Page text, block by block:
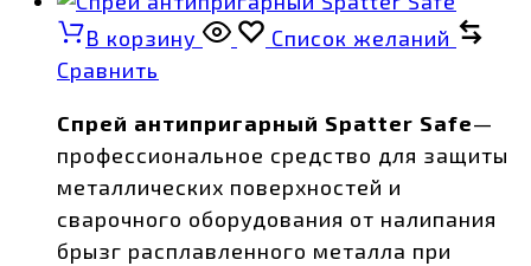
В корзину
Список желаний
Сравнить
Спрей антипригарный Spatter Safe—
профессиональное средство для защиты
металлических поверхностей и
сварочного оборудования от налипания
брызг расплавленного металла при